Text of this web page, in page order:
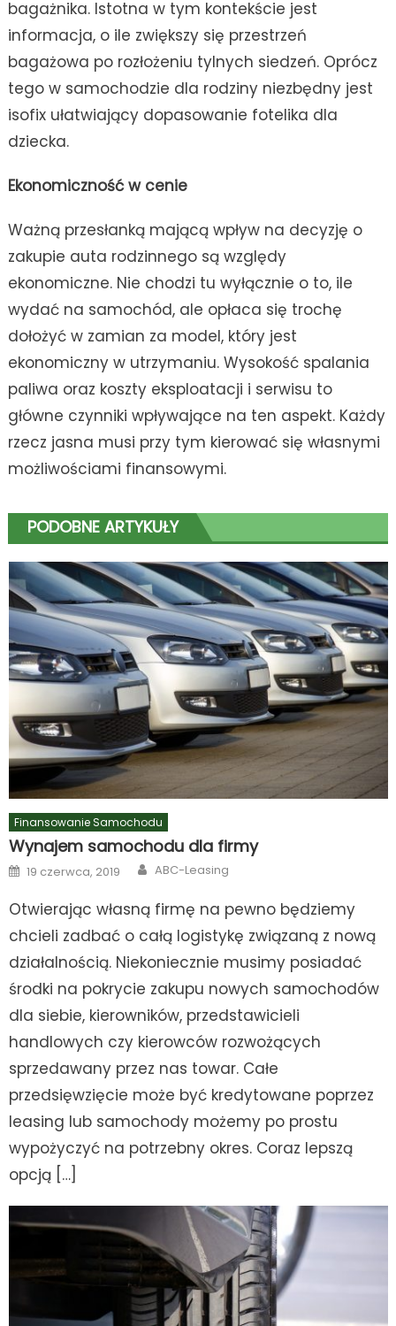
bagażnika. Istotna w tym kontekście jest
informacja, o ile zwiększy się przestrzeń
bagażowa po rozłożeniu tylnych siedzeń. Oprócz
tego w samochodzie dla rodziny niezbędny jest
isofix ułatwiający dopasowanie fotelika dla
dziecka.
Ekonomiczność w cenie
Ważną przesłanką mającą wpływ na decyzję o
zakupie auta rodzinnego są względy
ekonomiczne. Nie chodzi tu wyłącznie o to, ile
wydać na samochód, ale opłaca się trochę
dołożyć w zamian za model, który jest
ekonomiczny w utrzymaniu. Wysokość spalania
paliwa oraz koszty eksploatacji i serwisu to
główne czynniki wpływające na ten aspekt. Każdy
rzecz jasna musi przy tym kierować się własnymi
możliwościami finansowymi.
PODOBNE ARTYKUŁY
Finansowanie Samochodu
Wynajem samochodu dla firmy
Posted
on
19 czerwca, 2019 Author
ABC-Leasing
Otwierając własną firmę na pewno będziemy
chcieli zadbać o całą logistykę związaną z nową
działalnością. Niekoniecznie musimy posiadać
środki na pokrycie zakupu nowych samochodów
dla siebie, kierowników, przedstawicieli
handlowych czy kierowców rozwożących
sprzedawany przez nas towar. Całe
przedsięwzięcie może być kredytowane poprzez
leasing lub samochody możemy po prostu
wypożyczyć na potrzebny okres. Coraz lepszą
opcją […]